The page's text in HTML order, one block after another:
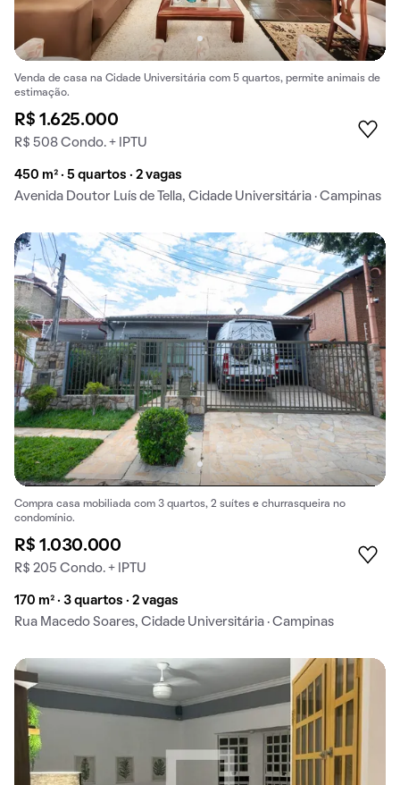
Venda de casa na Cidade Universitária com 5 quartos, permite animais de
estimação.
R$ 1.625.000
R$ 508 Condo. + IPTU
450 m² · 5 quartos · 2 vagas
Avenida Doutor Luís de Tella, Cidade Universitária · Campinas
Compra casa mobiliada com 3 quartos, 2 suítes e churrasqueira no
condomínio.
R$ 1.030.000
R$ 205 Condo. + IPTU
170 m² · 3 quartos · 2 vagas
Rua Macedo Soares, Cidade Universitária · Campinas